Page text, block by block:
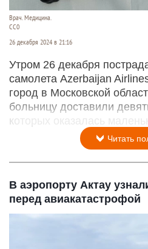
Врач. Медицина.
CC0
26 декабря 2024 в 21:16
Утром 26 декабря
самолета Azerbaijan
город в Московской
больницу доставили
которых оказалась
Читать
В аэропорту Актау
перед авиакатастрофой